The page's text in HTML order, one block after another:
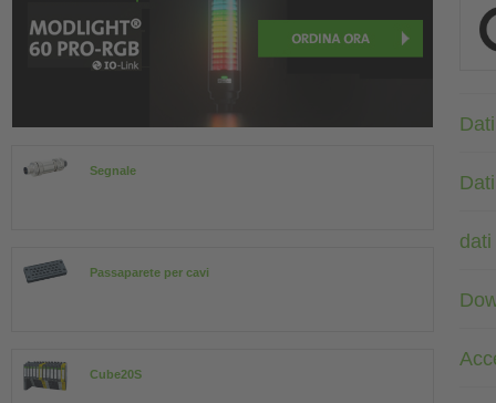
Segnale
Passaparete per cavi
Cube20S